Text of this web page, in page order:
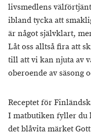
livsmedlens
ibland tycka att
är något självklart,
Låt oss alltså fira att
till att vi kan njuta av
oberoende av säsong
Receptet för
I matbutiken fyller du
det blåvita märket